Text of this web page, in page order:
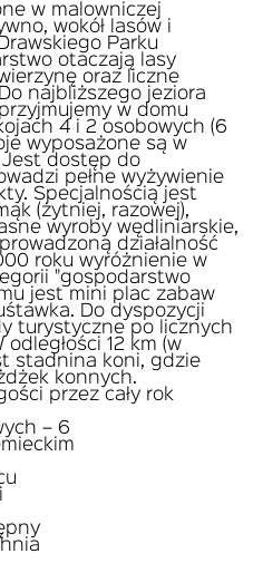
w malowniczej
wokół lasów i
Parku
otaczają lasy
oraz liczne
najbliższego jeziora
w domu
4 i 2 osobowych (6
wyposażone są w
Jest dostęp do
pełne wyżywienie
Specjalnością jest
(żytniej, razowej),
wyroby wędliniarskie,
działalność
roku wyróżnienie w
"gospodarstwo
jest mini plac zabaw
Do dyspozycji
turystyczne po licznych
12 km (w
stadnina koni, gdzie
konnych.
przez cały rok
– 6